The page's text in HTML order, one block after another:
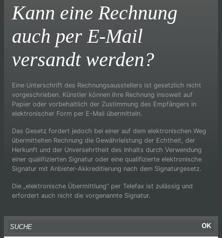
Kann eine Rechnung
auch per E-Mail
versandt werden?
Eine Unterschrift des Rechnungsausstellers ist gesetzlich nicht
vorgeschrieben. Künstler können ihre Rechnung insoweit auf
Papier oder vorbehaltlich der Zustimmung des Empfängers in
elektronischer Form per E-Mail übermitteln.
Das Gesetz fordert jedoch bei einer auf dem elektronischen Weg
übermittelten Rechnung die Gewährleistung der Echtheit, der
Herkunft und der Unversehrtheit des Inhalts durch Verwendung
einer qualifizierten Signatur oder eine qualifizierte elektronische
Signatur mit Anbieter-Akkreditierung nach dem Signaturgesetz.
Die „elektronische Übermittlung“ per Telefax ist zulässig und
erfordert auch nicht die vorgenannte Signatur.
Suche nach: OK